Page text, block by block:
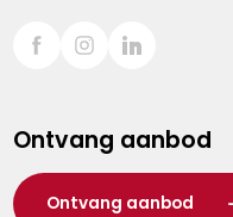
Sint-Truiden
Waasland
Wuustwezel
Ontvang aanbod
Ontvang aanbod